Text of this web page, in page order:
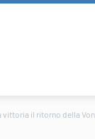
il ritorno della